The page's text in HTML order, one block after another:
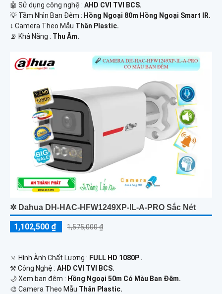
🤖️ Sử dụng công nghệ : AHD CVI TVI BCS.
💡 Tầm Nhìn Ban Đêm : Hồng Ngoại 80m Hồng Ngoại Smart IR.
↕️ Camera Theo Mẫu Thân Plastic.
️📡 Khả Năng : Thu Âm.
✲ Dahua DH-HAC-HFW1249XP-IL-A-PRO Sắc Nét
1,102,500 ₫ 1,575,000 ₫
🔅 Hình Ành Chất Lượng : FULL HD 1080P .
⚒ Công Nghệ : AHD CVI TVI BCS.
🌙 Xem ban đêm : Hồng Ngoại 50m Có Màu Ban Ðêm.
🎨 Camera Theo Mẫu Thân Plastic.